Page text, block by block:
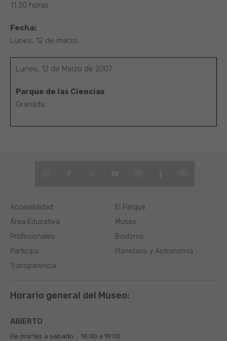
11.30 horas
Fecha:
Lunes, 12 de marzo
Lunes, 12 de Marzo de 2007
Parque de las Ciencias
Granada.
El Parque
Museo
Biodomo
Planetario y Astronomía
Área Educativa
Profesionales
Participa
Transparencia
Accesibilidad
Horario general del Museo:
ABIERTO
De martes a sábado 10:00 a 19:00